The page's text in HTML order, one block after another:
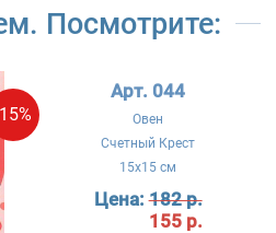
Посмотрите:
Арт. 044
Овен
Счетный Крест
15x15 см
Цена:182 р.
155 р.